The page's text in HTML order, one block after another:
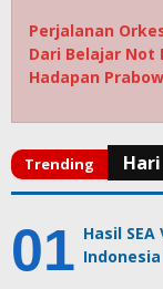
Perjalanan
Dari Belajar Not
Hadapan
Hasil